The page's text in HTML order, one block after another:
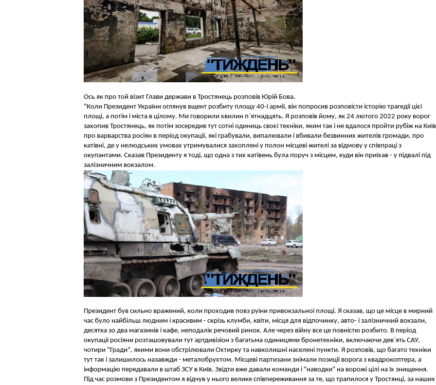
Ось як про той візит Глави держави в Тростянець розповів Юрій Бова.
"Коли Президент України оглянув вщент розбиту площу 40-ї армії, він попросив розповісти історію трагедії цієї
площі, а потім і міста в цілому. Ми говорили хвилин п`ятнадцять. Я розповів йому, як 24 лютого 2022 року ворог
захопив Тростянець, як потім зосередив тут сотні одиниць своєї техніки, яким так і не вдалося пройти рубіж на
про варварства росіян в період окупації, які грабували, випалювали і вбивали безвинних жителів громади, про
катівні, де у нелюдських умовах утримувалися захоплені у полон місцеві жителі за відмову у співпраці з
окупантами. Сказав Президенту я тоді, що одна з тих катівень була поруч з місцем, куди він приїхав - у підвалі під
залізничним вокзалом.
Президент був сильно вражений, коли проходив повз руїни привокзальної площі. Я сказав, що це місце в мирний
час було найбільш людним і красивим - скрізь клумби, квіти, місця для відпочинку, авто- і залізничний вокзали,
десятка зо два магазинів і кафе, неподалік речовий ринок. Але через війну все це повністю розбито. В період
окупації росіяни розташовували тут артдивізіон з багатьма одиницями бронетехніки, включаючи дев`ять САУ,
чотири "Гради", якими вони обстрілювали Охтирку та навколишні населені пункти. Я розповів, що багато техніки
тут так і залишилось назавжди - металобрухтом. Місцеві партизани знімали позиції ворога з квадрокоптера, а
інформацію передавали в штаб ЗСУ в Київ. Звідти вже давали команди і "наводки" на ворожі цілі на їх знищення.
Під час розмови з Президентом я відчув у нього велике співпереживання за те, що трапилося у Тростянці, за наших